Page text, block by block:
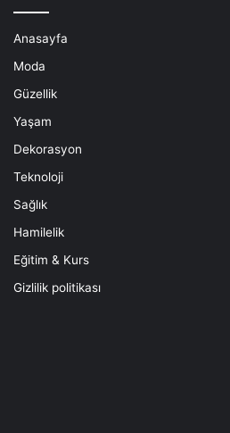
Anasayfa
Moda
Güzellik
Yaşam
Dekorasyon
Teknoloji
Sağlık
Hamilelik
Eğitim & Kurs
Gizlilik politikası